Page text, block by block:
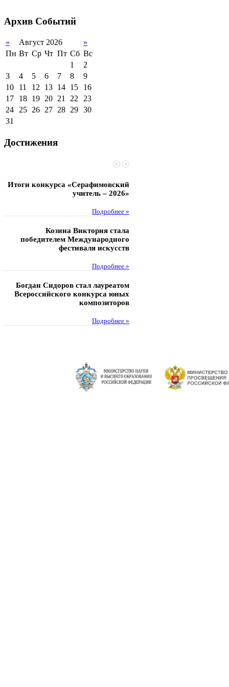
поддержки обучающихся
сотрудничество
Организация питания в
образовательной
организации
Архив Событий
« Август 2026
»
Пн Вт Ср Чт Пт Сб Вс
1
2
3
4 5 6 7 8
9
10
11 12 13 14 15
16
17
18 19 20 21 22 23
24 25 26 27 28 29 30
31
Достижения
Итоги конкурса «Серафимовский
учитель – 2026»
Подробнее »
Козина Виктория стала
победителем Международного
фестиваля искусств
Подробнее »
Богдан Сидоров стал лауреатом
Всероссийского конкурса юных
композиторов
Подробнее »